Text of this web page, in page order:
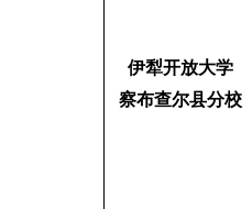
伊犁开放大学
察布查尔县分校